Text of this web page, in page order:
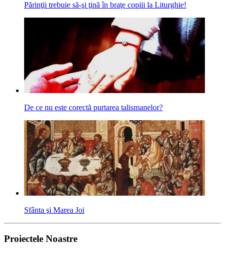
Părinţii trebuie să-şi ţină în braţe copiii la Liturghie!
De ce nu este corectă purtarea talismanelor?
Sfânta şi Marea Joi
Proiectele Noastre